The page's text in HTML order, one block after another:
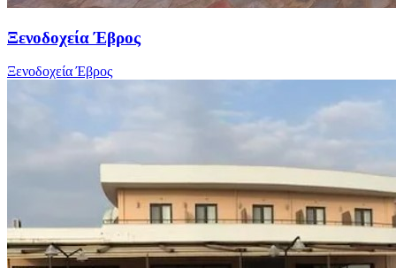
Ξενοδοχεία Έβρος
Ξενοδοχεία Έβρος